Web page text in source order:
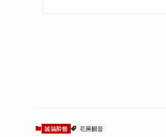
誠論酔藝 花房観音